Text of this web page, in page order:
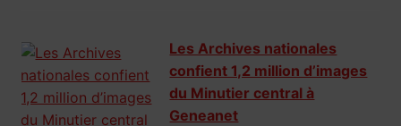
Les Archives nationales
confient 1,2 million d’images
du Minutier central à
Geneanet